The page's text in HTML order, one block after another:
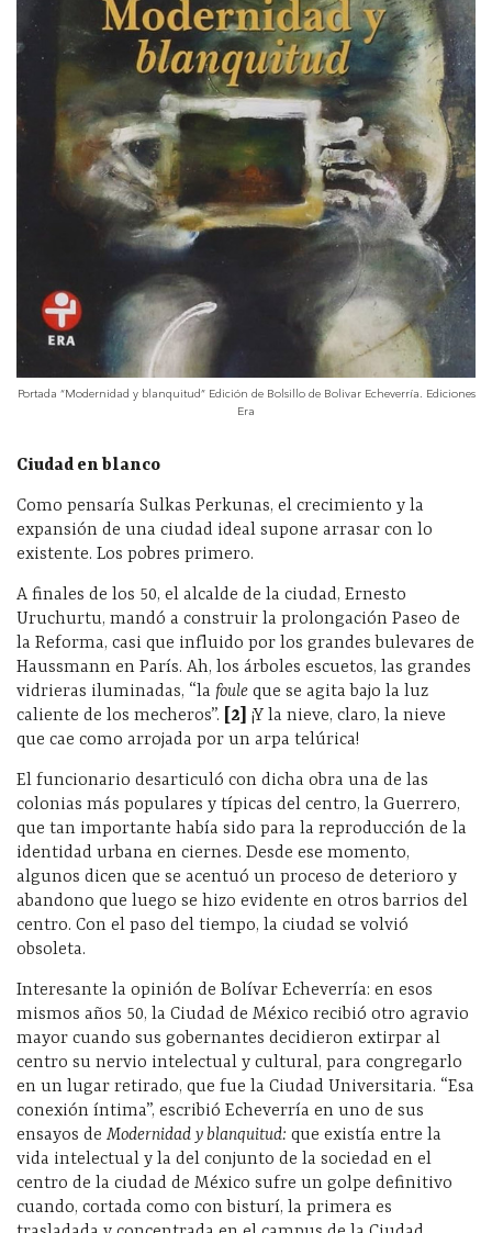
Portada “Modernidad y blanquitud” Edición de Bolsillo de Bolivar Echeverría. Ediciones
Era
Ciudad en blanco
Como pensaría Sulkas Perkunas, el crecimiento y la
expansión de una ciudad ideal supone arrasar con lo
existente. Los pobres primero.
A finales de los 50, el alcalde de la ciudad, Ernesto
Uruchurtu, mandó a construir la prolongación Paseo de
la Reforma, casi que influido por los grandes bulevares de
Haussmann en París. Ah, los árboles escuetos, las grandes
vidrieras iluminadas, “la foule que se agita bajo la luz
caliente de los mecheros”.
2]
¡Y la nieve, claro, la nieve
que cae como arrojada por un arpa telúrica!
El funcionario desarticuló con dicha obra una de las
colonias más populares y típicas del centro, la Guerrero,
que tan importante había sido para la reproducción de la
identidad urbana en ciernes. Desde ese momento,
algunos dicen que se acentuó un proceso de deterioro y
abandono que luego se hizo evidente en otros barrios del
centro. Con el paso del tiempo, la ciudad se volvió
obsoleta.
Interesante la opinión de Bolívar Echeverría: en esos
mismos años 50, la Ciudad de México recibió otro agravio
mayor cuando sus gobernantes decidieron extirpar al
centro su nervio intelectual y cultural, para congregarlo
en un lugar retirado, que fue la Ciudad Universitaria. “Esa
conexión íntima”, escribió Echeverría en uno de sus
ensayos de Modernidad y blanquitud: que existía entre la
vida intelectual y la del conjunto de la sociedad en el
centro de la ciudad de México sufre un golpe definitivo
cuando, cortada como con bisturí, la primera es